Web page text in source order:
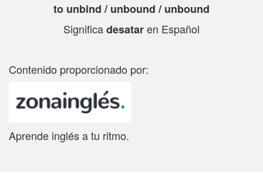
to unbind / unbound / unbound
Significadesataren Español
Contenido proporcionado por:
Aprende inglés a tu ritmo.